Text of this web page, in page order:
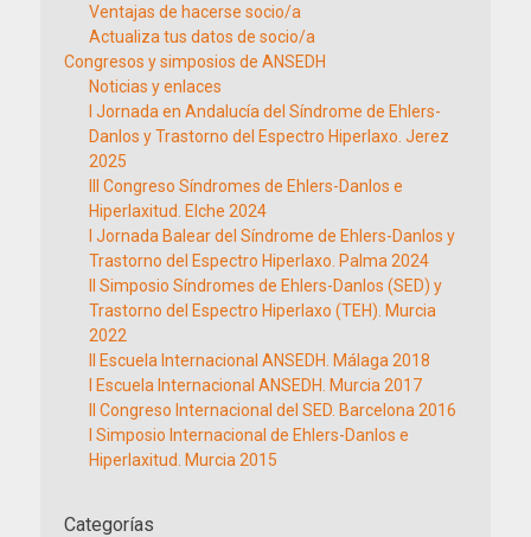
Ventajas de hacerse socio/a
Actualiza tus datos de socio/a
Congresos y simposios de ANSEDH
Noticias y enlaces
I Jornada en Andalucía del Síndrome de Ehlers-
Danlos y Trastorno del Espectro Hiperlaxo. Jerez
2025
III Congreso Síndromes de Ehlers-Danlos e
Hiperlaxitud. Elche 2024
I Jornada Balear del Síndrome de Ehlers-Danlos y
Trastorno del Espectro Hiperlaxo. Palma 2024
II Simposio Síndromes de Ehlers-Danlos (SED) y
Trastorno del Espectro Hiperlaxo (TEH). Murcia
2022
II Escuela Internacional ANSEDH. Málaga 2018
I Escuela Internacional ANSEDH. Murcia 2017
II Congreso Internacional del SED. Barcelona 2016
I Simposio Internacional de Ehlers-Danlos e
Hiperlaxitud. Murcia 2015
Categorías